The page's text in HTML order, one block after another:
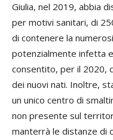
Giulia, nel 2019, abbia
per motivi sanitari, di
di contenere la
potenzialmente infetta
consentito, per il 2020,
dei nuovi nati. Inoltre,
un unico centro di
non presente sul
manterrà le distanze di